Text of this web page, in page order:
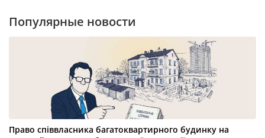
Популярные новости
Право співвласника багатоквартирного будинку на